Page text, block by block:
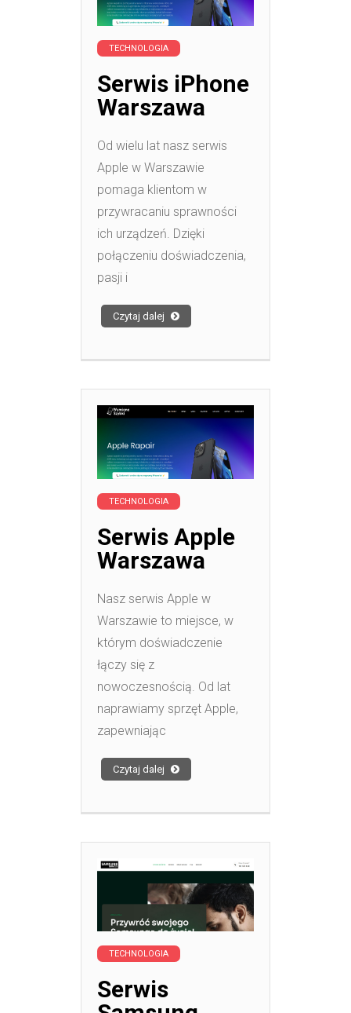
TECHNOLOGIA
Serwis iPhone
Warszawa
Od wielu lat nasz serwis
Apple w Warszawie
pomaga klientom w
przywracaniu sprawności
ich urządzeń. Dzięki
połączeniu doświadczenia,
pasji i
Czytaj dalej
TECHNOLOGIA
Serwis Apple
Warszawa
Nasz serwis Apple w
Warszawie to miejsce, w
którym doświadczenie
łączy się z
nowoczesnością. Od lat
naprawiamy sprzęt Apple,
zapewniając
Czytaj dalej
TECHNOLOGIA
Serwis